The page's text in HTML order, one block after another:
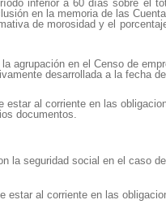
inferior a 60 días sobre el
en la memoria de las
de morosidad y el
agrupación en el Censo de
desarrollada a la fecha
al corriente en las
documentos.
seguridad social en el caso
estar al corriente en las